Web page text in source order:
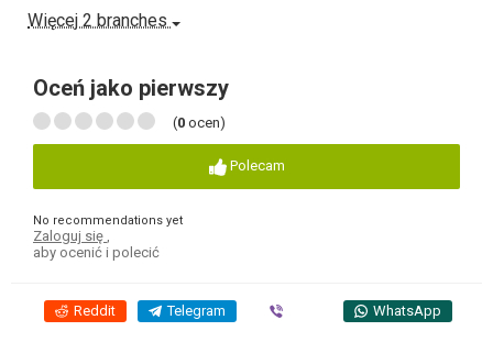
Więcej 2 branches
Oceń jako pierwszy
(0 ocen)
Polecam
No recommendations yet
Zaloguj się
aby ocenić i polecić
Reddit Telegram WhatsApp